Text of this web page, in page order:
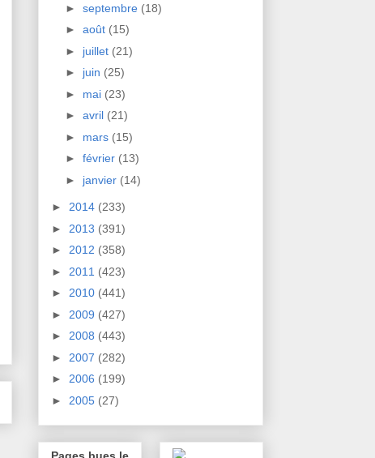
► septembre (18)
► août (15)
► juillet (21)
► juin (25)
► mai (23)
► avril (21)
► mars (15)
► février (13)
► janvier (14)
► 2014 (233)
► 2013 (391)
► 2012 (358)
► 2011 (423)
► 2010 (441)
► 2009 (427)
► 2008 (443)
► 2007 (282)
► 2006 (199)
► 2005 (27)